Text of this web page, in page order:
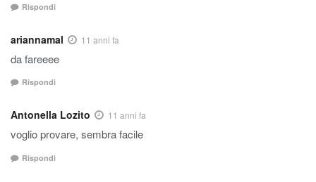
Rispondi
ariannamal 11 anni fa
da fareeee
Rispondi
Antonella Lozito 11 anni fa
voglio provare, sembra facile
Rispondi